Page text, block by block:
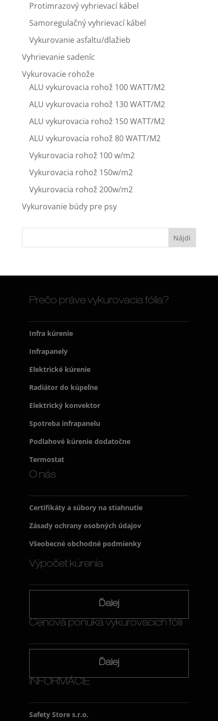
Protimrazový vyhrievací kábel
Samoregulačný vyhrievací kábel
Vykurovanie asfaltu/dlažieb
Vyhrievanie sadeníc
Vykurovacie rohože
ALU vykurovacia rohož 100 WATT/M2
ALU vykurovacia rohož 130 WATT/M2
ALU vykurovacia rohož 150 WATT/M2
ALU vykurovacia rohož 80 WATT/M2
Vykurovacia rohož 100 w/m2
Vykurovacia rohož 150w/m2
Vykurovacia rohož 200w/m2
Vykurovanie búdy pre psy
Prečo práve vykurovacia fólia?
Infra kúrenie
Infrapanely
Elektrické kúrenie
Radiátor do kúpeľne
Elektrický konvektor
Spotreba infrapanelu
Podlahové kúrenie dodatočne
Termostat
O nás
Certifikáty a súbory na stiahnutie
Zásady ochrany osobných údajov
Všeobecné obchodné podmienky
Výpočet kúrenia
Ďalej
Cenová ponuka vykurovacích fólií
Ďalej
INFORMÁCIE
Safety Store s.r.o.